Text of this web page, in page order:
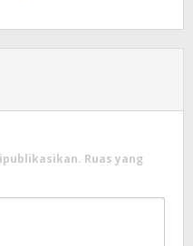
Ruas yang